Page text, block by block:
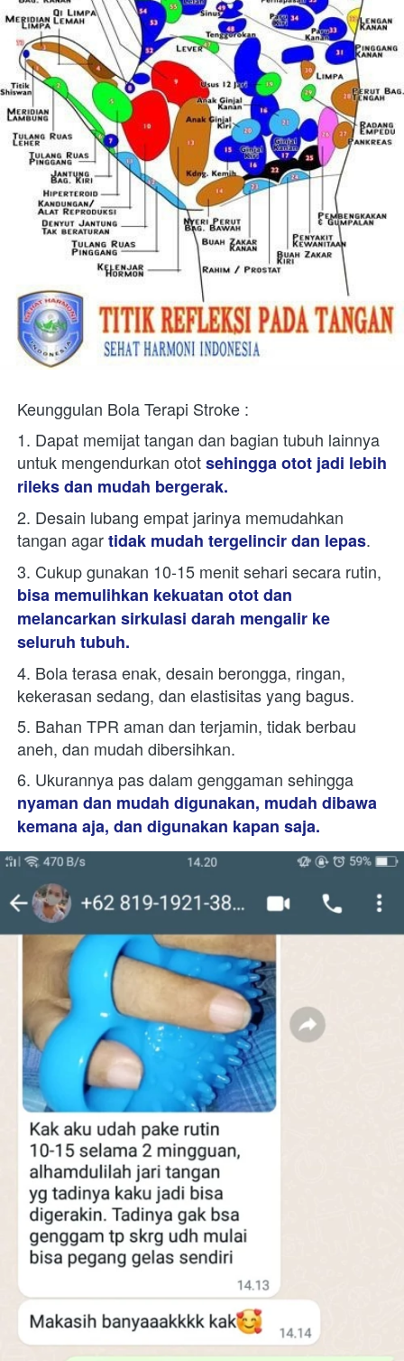
Keunggulan Bola Terapi Stroke :
1. Dapat memijat tangan dan bagian tubuh lainnya
untuk mengendurkan otot sehingga otot jadi lebih
rileks dan mudah bergerak.
2. Desain lubang empat jarinya memudahkan
tangan agar tidak mudah tergelincir dan lepas.
bisa memulihkan kekuatan otot dan
melancarkan sirkulasi darah mengalir ke
seluruh tubuh.
4. Bola terasa enak, desain berongga, ringan,
kekerasan sedang, dan elastisitas yang bagus.
5. Bahan TPR aman dan terjamin, tidak berbau
aneh, dan mudah dibersihkan.
nyaman dan mudah digunakan, mudah dibawa
kemana aja, dan digunakan kapan saja.